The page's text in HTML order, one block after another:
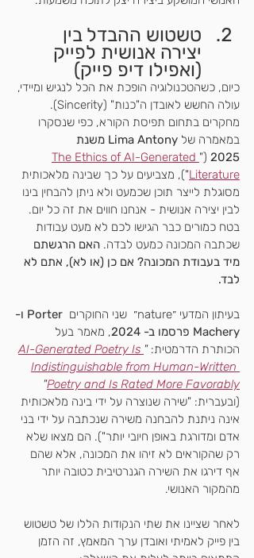
טשטוש ההבדל בין
יצירה אנושית לפייק
(ואפילו דיפ פייק)
כיום, כשהטכנולוגיה הופכת את הכל לנגיש ומיידי,
עולה החשש לאובדן ה"כנות" (Sincerity).
מחקרים בתחום תפיסת הקורא, כפי שנסקרו
במאמרה של
Lima Antony משנת
2025
("
The Ethics of AI-Generated
Literature"), מצביעים על כך שבינה מלאכותית
מסוגלת לייצר תוכן שכמעט ולא ניתן להבחין בינו
לבין יצירה אנושית - אנחנו חווים את זה כל יום.
בטח כמורים כבר הגישו לכם לא מעט עבודות
שכתבה המכונה כמעט לבדה. האם הרגשתם
מיד בעבודת המכונה? אם כן (או לא), אתם לא
לבד.
בעיתון המדעי ״nature״  שני החוקרים
Porter ו-
Machery פרסמו ב- 2024
, מאמר בעל
הכותרת הדרמטית: "
AI-Generated Poetry Is
Indistinguishable from Human-Written
Poetry and Is Rated More Favorably
"
(ובעברית: "שירה שנוצרה על ידי בינה מלאכותית
אינה ניתנת להבחנה משירה שנכתבה על ידי בני
אדם ומדורגת באופן חיובי יותר"). הם מצאו שלא
רק שהקוראים לא זיהו את המכונה, אלא שהם
אף דירגו את השירה הגנרטיבית כטובה יותר
מהמקור האנושי.
לאחר שציינו את שתי הנקודות הללו של טשטוש
בין פייק לאמיתי ואובדן ערך המאמץ, זה הזמן